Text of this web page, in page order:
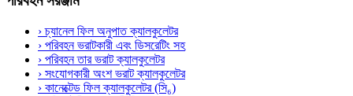
›চ্যানেল ফিল অনুপাত ক্যালকুলেটর
› পরিবহন ভরাটকারী এবং ডিসরেটিং সহ
› পরিবহন তার ভরাট ক্যালকুলেটর
› সংযোগকারী অংশ ভরাট ক্যালকুলেটর
› কানেক্টেড ফিল ক্যালকুলেটর (সি₆)